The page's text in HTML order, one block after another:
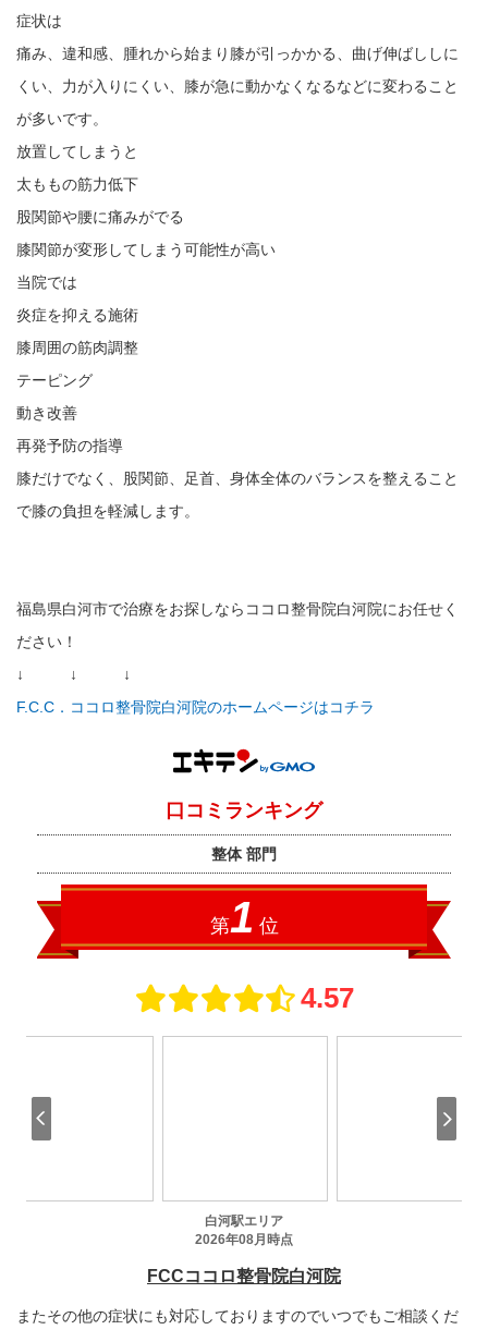
症状は
痛み、違和感、腫れから始まり膝が引っかかる、曲げ伸ばししに
くい、力が入りにくい、膝が急に動かなくなるなどに変わること
が多いです。
放置してしまうと
太ももの筋力低下
股関節や腰に痛みがでる
膝関節が変形してしまう可能性が高い
当院では
炎症を抑える施術
膝周囲の筋肉調整
テーピング
動き改善
再発予防の指導
膝だけでなく、股関節、足首、身体全体のバランスを整えること
で膝の負担を軽減します。
福島県白河市で治療をお探しならココロ整骨院白河院にお任せく
ださい！
↓ ↓ ↓
F.C.C．ココロ整骨院白河院のホームページはコチラ
またその他の症状にも対応しておりますのでいつでもご相談くだ